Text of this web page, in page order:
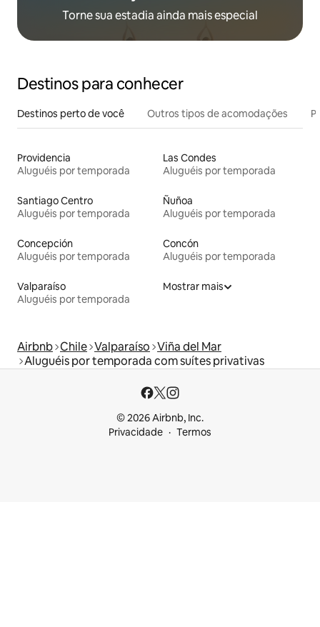
Torne sua estadia ainda mais especial
Destinos para conhecer
Destinos perto de você Outros tipos de acomodações
Providencia
Aluguéis por temporada
Las Condes
Aluguéis por temporada
Santiago Centro
Aluguéis por temporada
Ñuñoa
Aluguéis por temporada
Concepción
Aluguéis por temporada
Concón
Aluguéis por temporada
Valparaíso
Aluguéis por temporada
Mostrar mais
Airbnb Chile Valparaíso Viña del Mar
Aluguéis por temporada com suítes privativas
© 2026 Airbnb, Inc.
Privacidade
Termos